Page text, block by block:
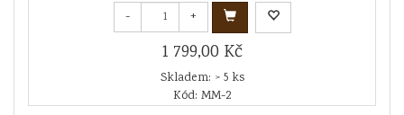
- +
1 799,00 Kč
Skladem: > 5 ks
Kód: MM-2